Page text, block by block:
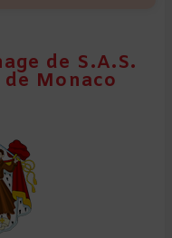
de S.A.S.
Monaco